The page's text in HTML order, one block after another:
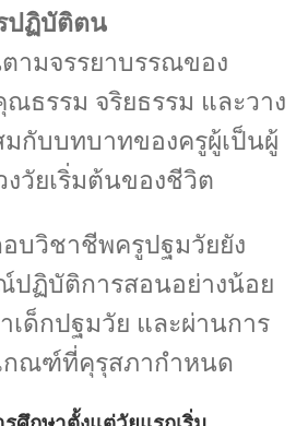
ปฏิบัติตน
ามจรรยาบรรณของ
ธรรม จริยธรรม และวาง
มกับบทบาทของครูผู้เป็นผู้
วัยเริ่มต้นของชีวิต
บวิชาชีพครูปฐมวัยยัง
ปฏิบัติการสอนอย่างน้อย
ด็กปฐมวัย และผ่านการ
กณฑ์ที่คุรุสภากำหนด